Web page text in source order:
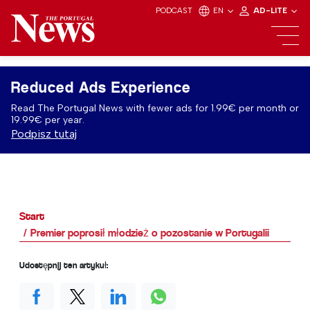
PODCAST EN AD-LITE
Reduced Ads Experience
Read The Portugal News with fewer ads for 1.99€ per month or
19.99€ per year.
Podpisz tutaj
Start
Premier poprosił młodzież o pozostanie w Portugalii
Udostępnij ten artykuł: